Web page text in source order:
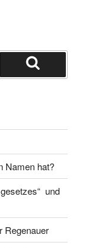
Suchen
Namen hat?
und
Regenauer